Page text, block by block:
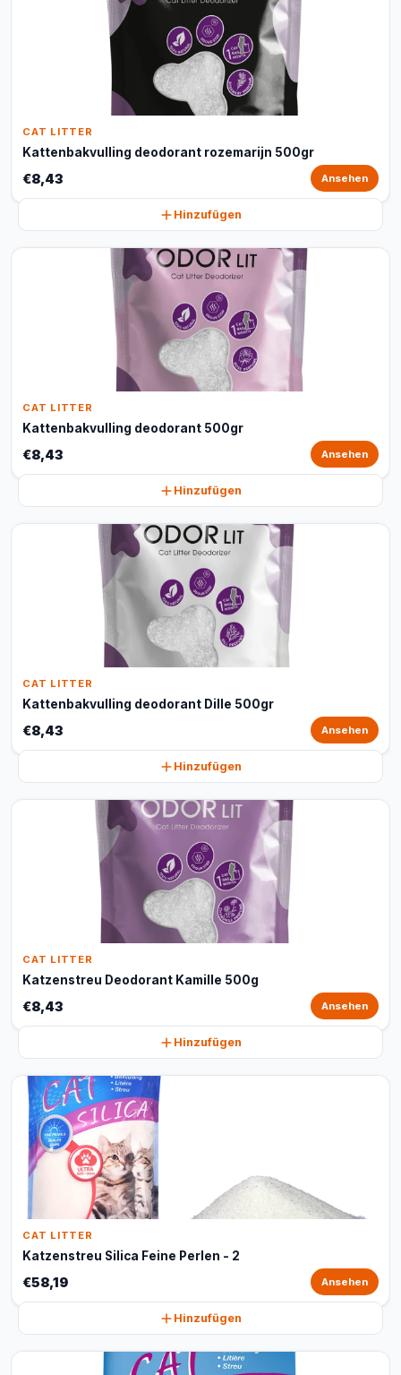
CAT LITTER
Kattenbakvulling deodorant rozemarijn 500gr
€8,43 Ansehen
Hinzufügen
CAT LITTER
Kattenbakvulling deodorant 500gr
€8,43 Ansehen
Hinzufügen
CAT LITTER
Kattenbakvulling deodorant Dille 500gr
€8,43 Ansehen
Hinzufügen
CAT LITTER
Katzenstreu Deodorant Kamille 500g
€8,43 Ansehen
Hinzufügen
CAT LITTER
Katzenstreu Silica Feine Perlen - 2
€58,19 Ansehen
Hinzufügen